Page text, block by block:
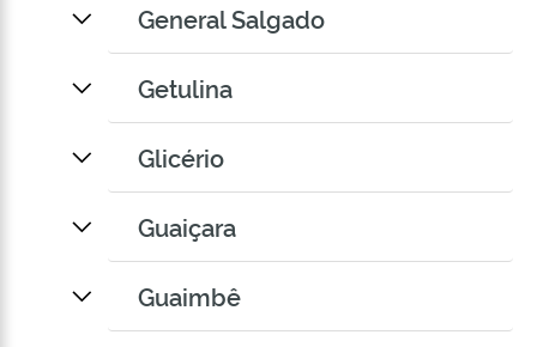
General Salgado
Getulina
Glicério
Guaiçara
Guaimbê